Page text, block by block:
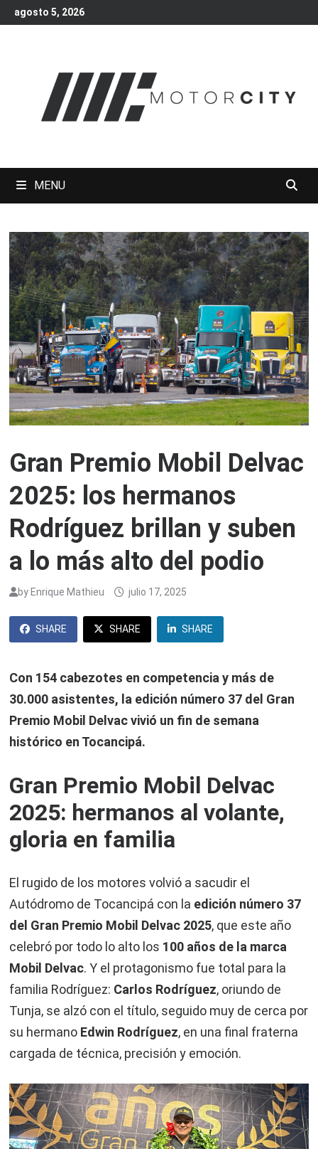
Skip
to
agosto 5, 2026
MENU
Gran Premio Mobil Delvac
2025: los hermanos
Rodríguez brillan y suben
a lo más alto del podio
by Enrique Mathieu julio 17, 2025
SHARE SHARE SHARE
Con 154 cabezotes en competencia y más de
30.000 asistentes, la edición número 37 del Gran
Premio Mobil Delvac vivió un fin de semana
histórico en Tocancipá.
Gran Premio Mobil Delvac
2025: hermanos al volante,
gloria en familia
El rugido de los motores volvió a sacudir el
Autódromo de Tocancipá con la edición número 37
del Gran Premio Mobil Delvac 2025, que este año
celebró por todo lo alto los 100 años de la marca
Mobil Delvac. Y el protagonismo fue total para la
familia Rodríguez: Carlos Rodríguez, oriundo de
Tunja, se alzó con el título, seguido muy de cerca por
su hermano Edwin Rodríguez, en una final fraterna
cargada de técnica, precisión y emoción.